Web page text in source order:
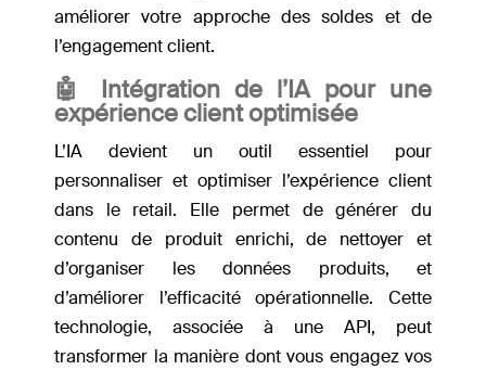
améliorer votre approche des soldes et de
l’engagement client.
🤖 Intégration de l’IA pour une
expérience client optimisée
L’IA devient un outil essentiel pour
personnaliser et optimiser l’expérience client
dans le retail. Elle permet de générer du
contenu de produit enrichi, de nettoyer et
d’organiser les données produits, et
d’améliorer l’efficacité opérationnelle. Cette
technologie, associée à une API, peut
transformer la manière dont vous engagez vos